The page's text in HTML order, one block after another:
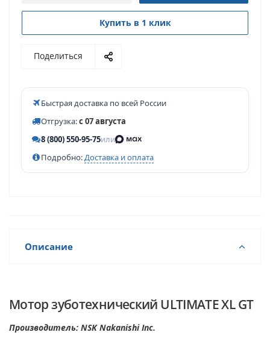
Купить в 1 клик
Поделиться
Быстрая доставка по всей России
Отгрузка:с 07 августа
8 (800) 550-95-75или
Подробно:Доставка и оплата
Описание
Мотор зуботехнический ULTIMATE XL GT
Производитель: NSK Nakanishi Inc.